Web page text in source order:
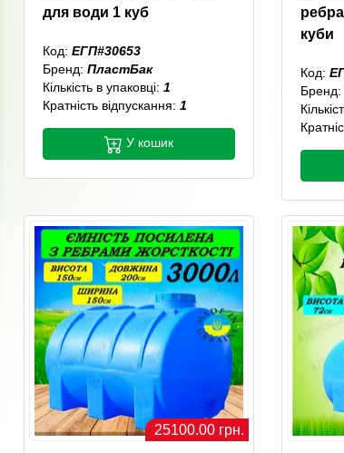
для води 1 куб
Код: ЕГП#30653
Бренд: ПластБак
Кількість в упаковці: 1
Кратність відпускання: 1
У кошик
куби
Код:
Бренд:
25100.00 грн.